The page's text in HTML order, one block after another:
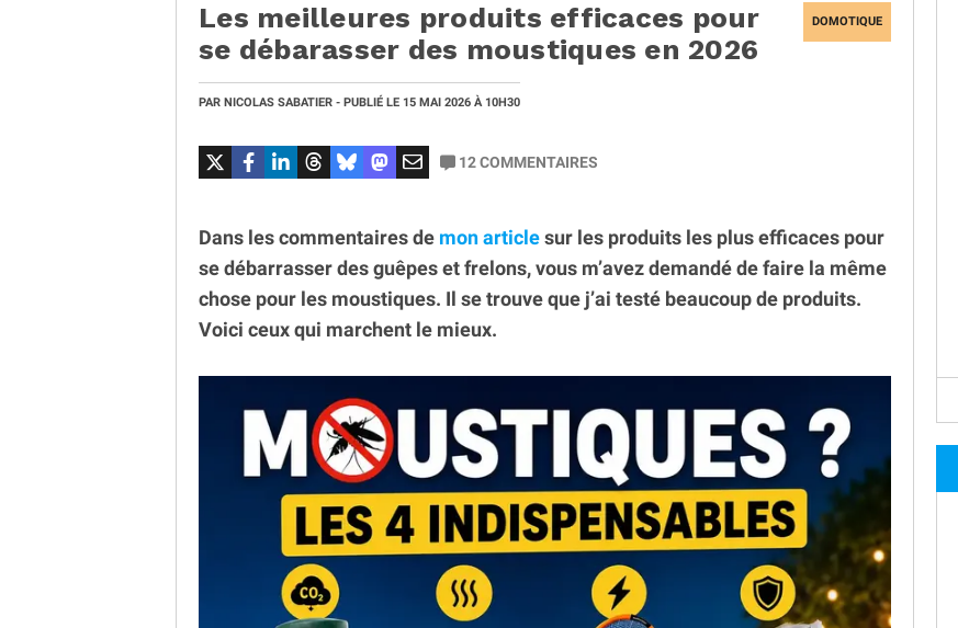
DOMOTIQUE
Les meilleures produits efficaces pour
se débarasser des moustiques en 2026
PAR NICOLAS SABATIER - PUBLIÉ LE 15 MAI 2026 À 10H30
12COMMENTAIRES
Dans les commentaires de mon articlesur les produits les plus efficaces pour
se débarrasser des guêpes et frelons, vous m’avez demandé de faire la même
chose pour les moustiques. Il se trouve que j’ai testé beaucoup de produits.
Voici ceux qui marchent le mieux.